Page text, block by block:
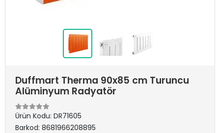
Duffmart Therma 90x85 cm Turuncu
Alüminyum Radyatör
Ürün Kodu: DR71605
Barkod: 8681966208895